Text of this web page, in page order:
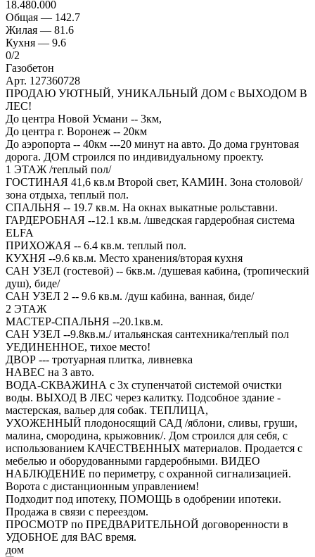
18.480.000
Общая — 142.7
Жилая — 81.6
Кухня — 9.6
0/2
Газобетон
Арт. 127360728
ПРОДАЮ УЮТНЫЙ, УНИКАЛЬНЫЙ ДОМ с ВЫХОДОМ В
ЛЕС!
До центра Новой Усмани -- 3км,
До центра г. Воронеж -- 20км
До аэропорта -- 40км ---20 минут на авто. До дома грунтовая
дорога. ДОМ строился по индивидуальному проекту.
1 ЭТАЖ /теплый пол/
ГОСТИНАЯ 41,6 кв.м Второй свет, КАМИН. Зона столовой/
зона отдыха, теплый пол.
СПАЛЬНЯ -- 19.7 кв.м. На окнах выкатные рольставни.
ГАРДЕРОБНАЯ --12.1 кв.м. /шведская гардеробная система
ELFA
ПРИХОЖАЯ -- 6.4 кв.м. теплый пол.
КУХНЯ --9.6 кв.м. Место хранения/вторая кухня
САН УЗЕЛ (гостевой) -- 6кв.м. /душевая кабина, (тропический
душ), биде/
САН УЗЕЛ 2 -- 9.6 кв.м. /душ кабина, ванная, биде/
2 ЭТАЖ
МАСТЕР-СПАЛЬНЯ --20.1кв.м.
САН УЗЕЛ --9.8кв.м./ итальянская сантехника/теплый пол
УЕДИНЕННОЕ, тихое место!
ДВОР --- тротуарная плитка, ливневка
НАВЕС на 3 авто.
ВОДА-СКВАЖИНА с 3х ступенчатой системой очистки
воды. ВЫХОД В ЛЕС через калитку. Подсобное здание -
мастерская, вальер для собак. ТЕПЛИЦА,
УХОЖЕННЫЙ плодоносящий САД /яблони, сливы, груши,
малина, смородина, крыжовник/. Дом строился для себя, с
использованием КАЧЕСТВЕННЫХ материалов. Продается с
мебелью и оборудованными гардеробными. ВИДЕО
НАБЛЮДЕНИЕ по периметру, с охранной сигнализацией.
Ворота с дистанционным управлением!
Подходит под ипотеку, ПОМОЩЬ в одобрении ипотеки.
Продажа в связи с переездом.
ПРОСМОТР по ПРЕДВАРИТЕЛЬНОЙ договоренности в
УДОБНОЕ для ВАС время.
дом